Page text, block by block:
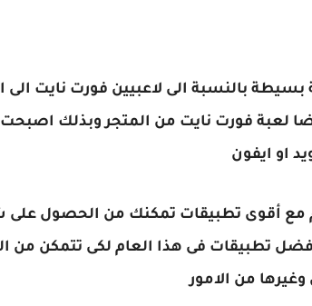
بالنسبة الى لاعبيين فورت نايت
لعبة فورت نايت من المتجر وبذلك اصبحت
او ايفون
مع أقوى تطبيقات تمكنك من الحصول على
تطبيقات فى هذا العام لكى تتمكن من
من الامور